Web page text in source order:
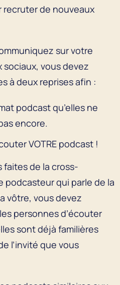
de nouveaux
sur votre
sociaux, vous devez
à deux reprises afin :
podcast qu’elles ne
encore.
VOTRE podcast !
faites de la cross-
podcasteur qui parle de la
vôtre, vous devez
personnes d’écouter
sont déjà familières
l’invité que vous